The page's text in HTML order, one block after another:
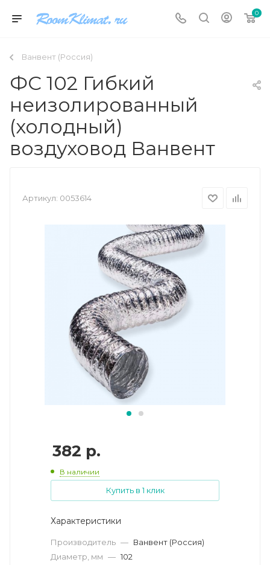
0
Ванвент (Россия)
ФС 102 Гибкий
неизолированный
(холодный)
воздуховод Ванвент
Артикул: 0053614
382 р.
В наличии
Купить в 1 клик
Характеристики
Производитель — Ванвент (Россия)
Диаметр, мм — 102